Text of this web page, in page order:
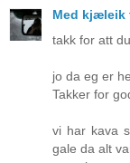
Med kjæleik
takk for att
jo da eg er
Takker for
vi har kava
gale da alt